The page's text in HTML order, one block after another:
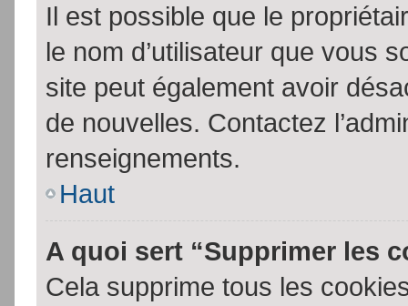
Il est possible que le
le nom d’utilisateur que vous
site peut également avoir
de nouvelles. Contactez
renseignements.
Haut
A quoi sert “Supprimer les
Cela supprime tous les